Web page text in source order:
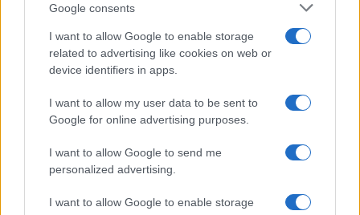
Google consents
I want to allow Google to enable storage
related to advertising like cookies on web or
device identifiers in apps.
I want to allow my user data to be sent to
Google for online advertising purposes.
I want to allow Google to send me
personalized advertising.
I want to allow Google to enable storage
AUTOMOBILE
Réparations automobiles 2025: le guide malin pour réduire la
facture